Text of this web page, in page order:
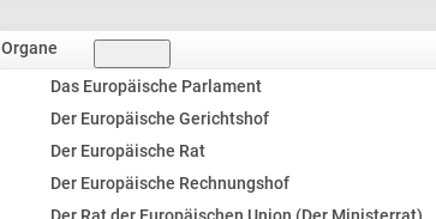
Organe
Das Europäische Parlament
Der Europäische Gerichtshof
Der Europäische Rat
Der Europäische Rechnungshof